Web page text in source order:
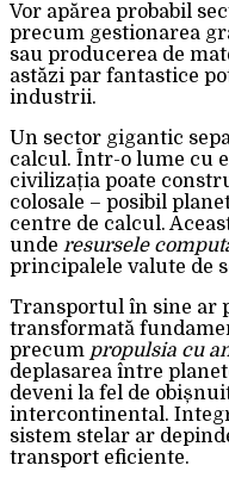
Vor apărea probabil
precum gestionarea
sau producerea de
astăzi par fantastice
industrii.
Un sector gigantic
calcul. Într-o lume cu
civilizația poate
colosale – posibil
centre de calcul.
unde resursele
principalele valute de
Transportul în sine ar
transformată
precum propulsia cu
deplasarea între
deveni la fel de
intercontinental.
sistem stelar ar
transport eficiente.